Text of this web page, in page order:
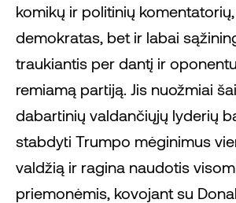
komikų ir politinių
demokratas, bet ir labai
traukiantis per dantį ir
remiamą partiją. Jis nuožmiai
dabartinių valdančiųjų lyderių
stabdyti Trumpo mėginimus
valdžią ir ragina naudotis
priemonėmis, kovojant su